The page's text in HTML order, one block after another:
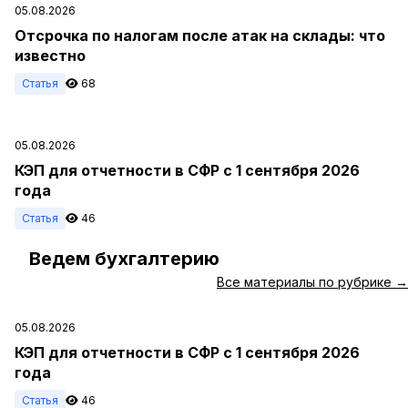
05.08.2026
Отсрочка по налогам после атак на склады: что
известно
Статья 68
05.08.2026
КЭП для отчетности в СФР с 1 сентября 2026
года
Статья 46
Ведем бухгалтерию
Все материалы по рубрике →
05.08.2026
КЭП для отчетности в СФР с 1 сентября 2026
года
Статья 46